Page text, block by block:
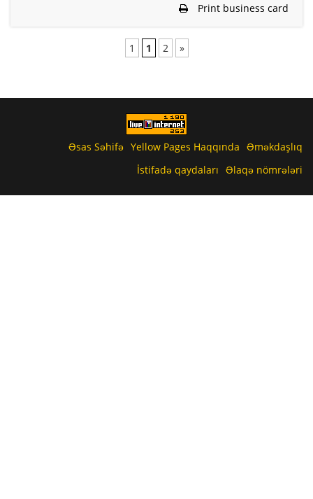
Print business card
1 1 2 »
Əsas Səhifə Yellow Pages Haqqında Əməkdaşlıq
İstifadə qaydaları Əlaqə nömrələri